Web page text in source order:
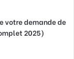
votre demande de
2025)